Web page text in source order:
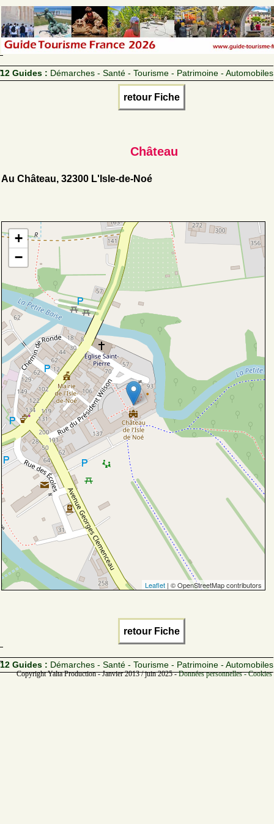
12 Guides : Démarches - Santé - Tourisme - Patrimoine - Automobiles
retour Fiche
Château
Au Château, 32300 L'Isle-de-Noé
+
−
Leaflet | © OpenStreetMap contributors
retour Fiche
12 Guides : Démarches - Santé - Tourisme - Patrimoine - Automobiles
Copyright Yalta Production - Janvier 2013 / juin 2025 -Données personnelles -